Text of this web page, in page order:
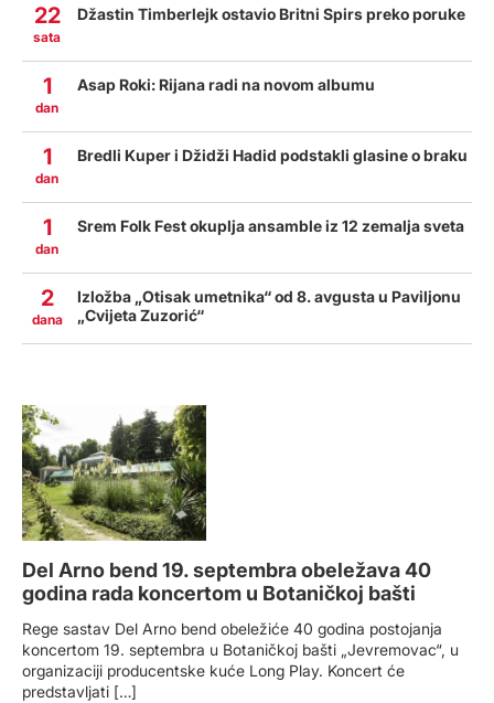
22
sata
Džastin Timberlejk ostavio Britni Spirs preko poruke
1
dan
Asap Roki: Rijana radi na novom albumu
1
dan
Bredli Kuper i Džidži Hadid podstakli glasine o braku
1
dan
Srem Folk Fest okuplja ansamble iz 12 zemalja sveta
2
dana
Izložba „Otisak umetnika“ od 8. avgusta u Paviljonu
„Cvijeta Zuzorić“
Del Arno bend 19. septembra obeležava 40
godina rada koncertom u Botaničkoj bašti
Rege sastav Del Arno bend obeležiće 40 godina postojanja
koncertom 19. septembra u Botaničkoj bašti „Jevremovac“, u
organizaciji producentske kuće Long Play. Koncert će
predstavljati […]